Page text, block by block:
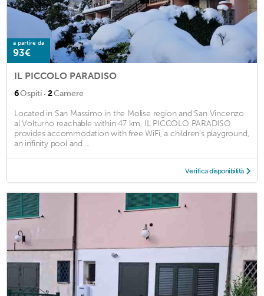
a partire da
93€
IL PICCOLO PARADISO
6Ospiti · 2Camere
Located in San Massimo in the Molise region and San Vincenzo
al Volturno reachable within 47 km, IL PICCOLO PARADISO
provides accommodation with free WiFi, a children's playground,
an infinity pool and ...
Verifica disponibilità